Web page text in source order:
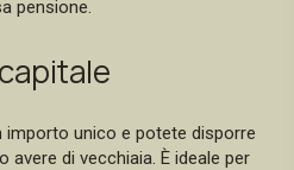
pensione.
importo unico e potete disporre
avere di vecchiaia. È ideale per